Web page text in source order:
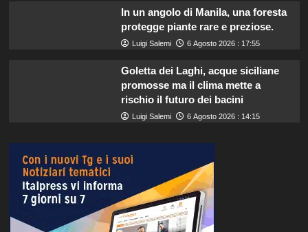
In un angolo di Manila, una foresta
protegge piante rare e preziose.
Luigi Salemi 6 Agosto 2026 : 17:55
Goletta dei Laghi, acque siciliane
promosse ma il clima mette a
rischio il futuro dei bacini
Luigi Salemi 6 Agosto 2026 : 14:15